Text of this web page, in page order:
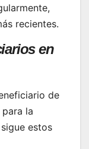
recientes.
en
de
la
estos